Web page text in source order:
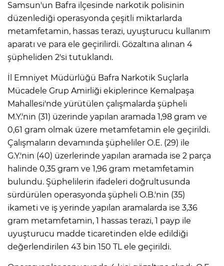
Samsun'un Bafra ilçesinde narkotik polisinin
düzenlediği operasyonda çeşitli miktarlarda
metamfetamin, hassas terazi, uyuşturucu kullanım
aparatı ve para ele geçirilirdi. Gözaltına alınan 4
şüpheliden 2'si tutuklandı.
İl Emniyet Müdürlüğü Bafra Narkotik Suçlarla
Mücadele Grup Amirliği ekiplerince Kemalpaşa
Mahallesi'nde yürütülen çalışmalarda şüpheli
M.Y.'nin (31) üzerinde yapılan aramada 1,98 gram ve
0,61 gram olmak üzere metamfetamin ele geçirildi.
Çalışmaların devamında şüpheliler O.E. (29) ile
G.Y.'nin (40) üzerlerinde yapılan aramada ise 2 parça
halinde 0,35 gram ve 1,96 gram metamfetamin
bulundu. Şüphelilerin ifadeleri doğrultusunda
sürdürülen operasyonda şüpheli O.B.'nin (35)
ikameti ve iş yerinde yapılan aramalarda ise 3,36
gram metamfetamin, 1 hassas terazi, 1 payp ile
uyuşturucu madde ticaretinden elde edildiği
değerlendirilen 43 bin 150 TL ele geçirildi.